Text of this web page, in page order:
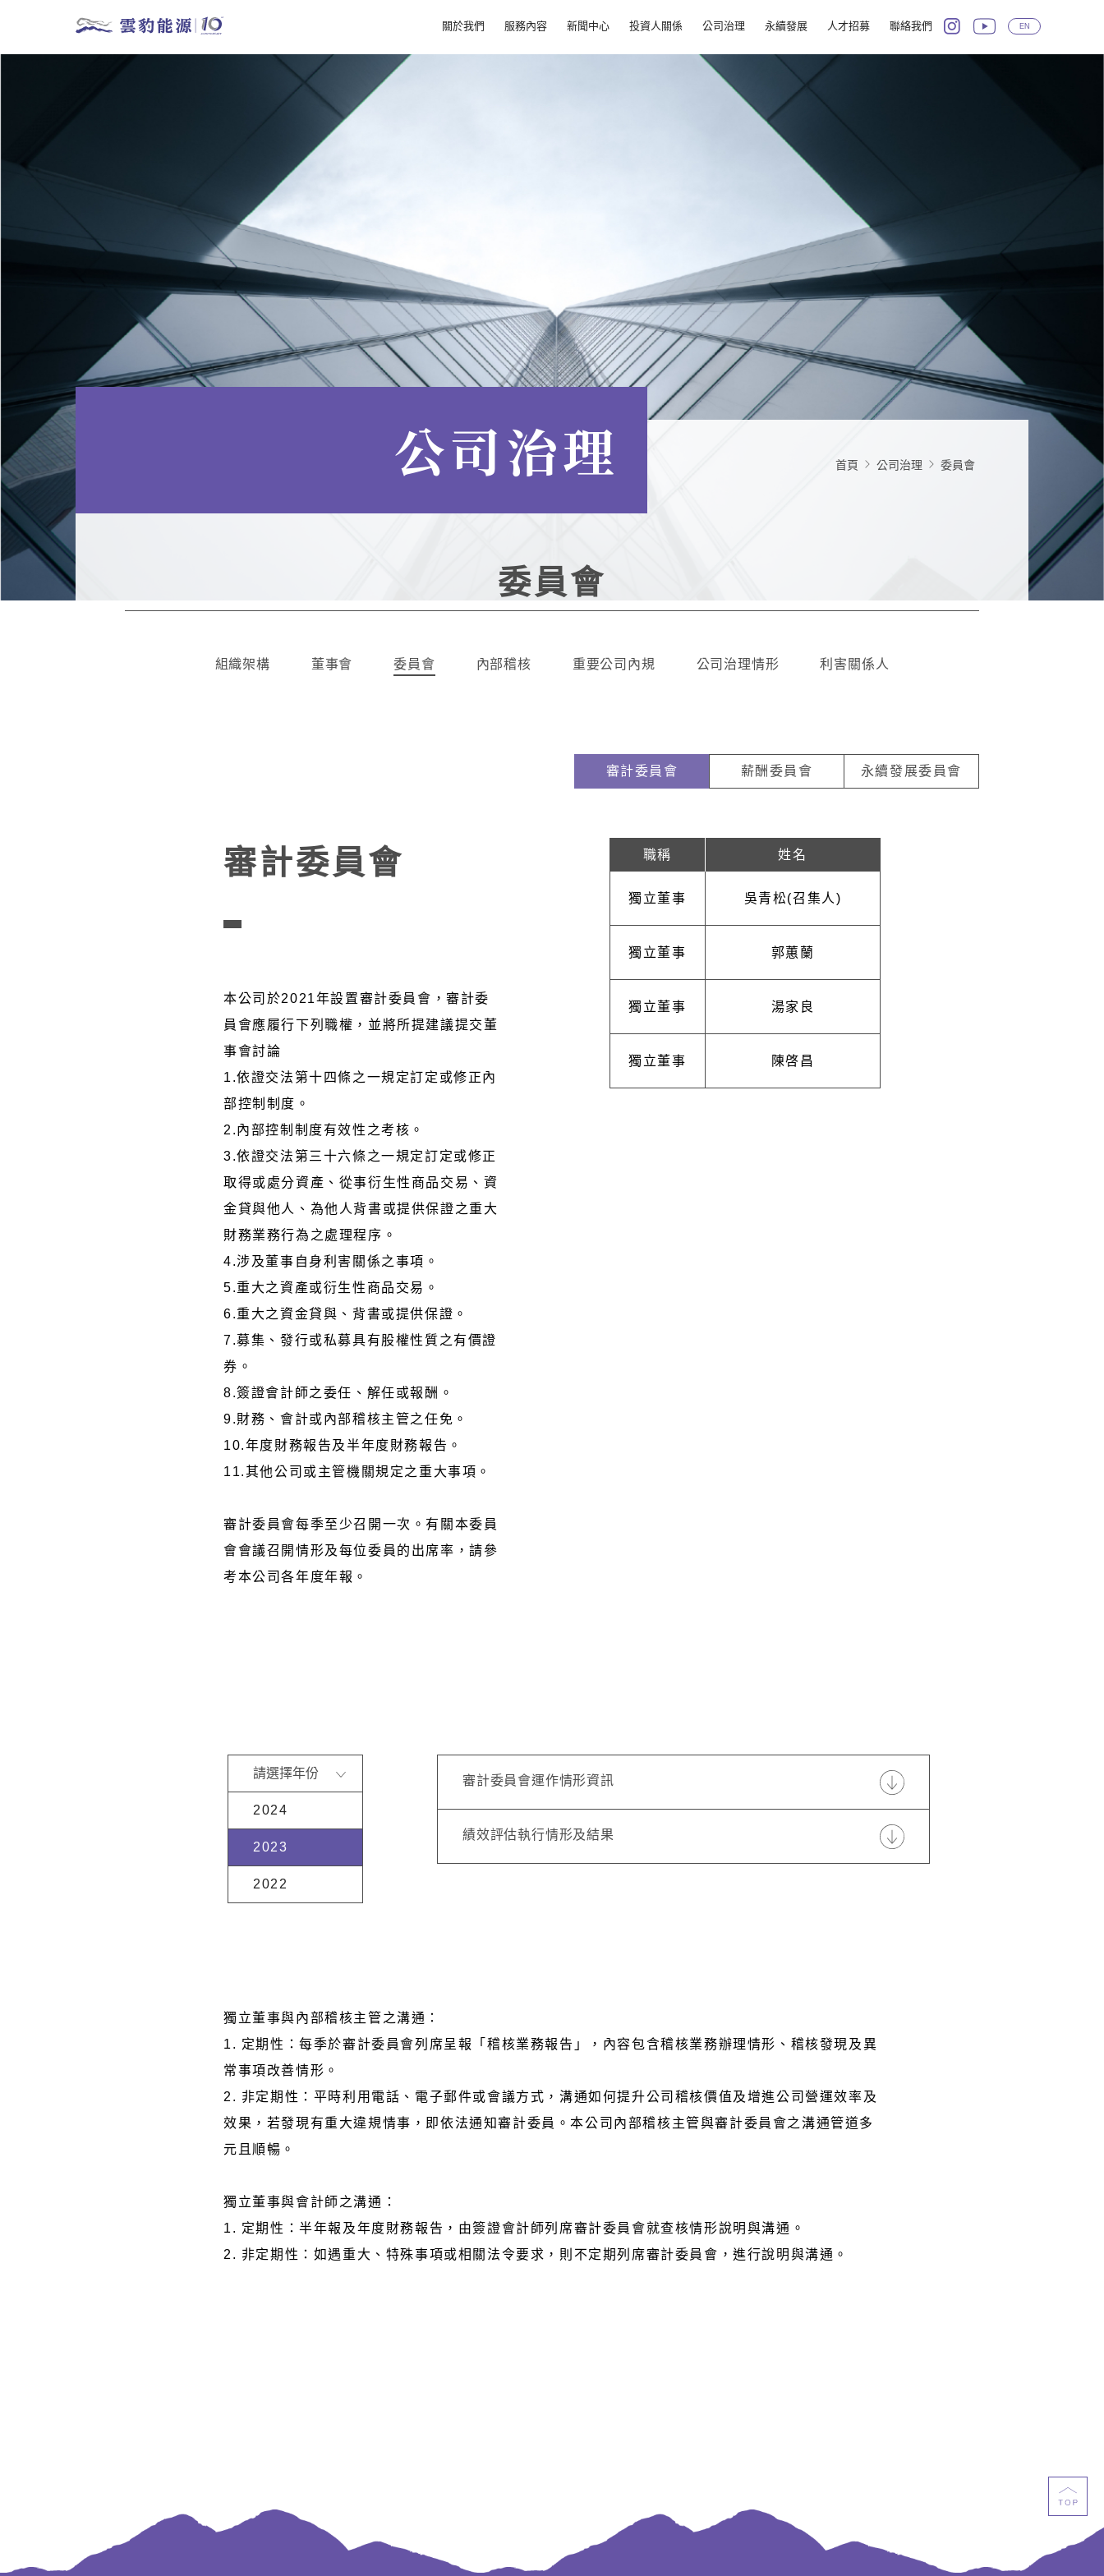
關於我們 服務內容 新聞中心 投資人關係 公司治理 永續發展 人才招募 聯絡我們 EN
公司治理 首頁 公司治理 委員會
委員會
組織架構 董事會 委員會 內部稽核 重要公司內規 公司治理情形 利害關係人
審計委員會 薪酬委員會 永續發展委員會
審計委員會
本公司於2021年設置審計委員會，審計委
員會應履行下列職權，並將所提建議提交董
事會討論
1.依證交法第十四條之一規定訂定或修正內
部控制制度。
2.內部控制制度有效性之考核。
3.依證交法第三十六條之一規定訂定或修正
取得或處分資產、從事衍生性商品交易、資
金貸與他人、為他人背書或提供保證之重大
財務業務行為之處理程序。
4.涉及董事自身利害關係之事項。
5.重大之資產或衍生性商品交易。
6.重大之資金貸與、背書或提供保證。
7.募集、發行或私募具有股權性質之有價證
券。
8.簽證會計師之委任、解任或報酬。
9.財務、會計或內部稽核主管之任免。
10.年度財務報告及半年度財務報告。
11.其他公司或主管機關規定之重大事項。
審計委員會每季至少召開一次。有關本委員
會會議召開情形及每位委員的出席率，請參
考本公司各年度年報。
職稱 姓名
獨立董事 吳青松(召集人)
獨立董事 郭蕙蘭
獨立董事 湯家良
獨立董事 陳啓昌
請選擇年份
2024
2023
2022
審計委員會運作情形資訊
績效評估執行情形及結果
獨立董事與內部稽核主管之溝通：
1. 定期性：每季於審計委員會列席呈報「稽核業務報告」，內容包含稽核業務辦理情形、稽核發現及異
常事項改善情形。
2. 非定期性：平時利用電話、電子郵件或會議方式，溝通如何提升公司稽核價值及增進公司營運效率及
效果，若發現有重大違規情事，即依法通知審計委員。本公司內部稽核主管與審計委員會之溝通管道多
元且順暢。
獨立董事與會計師之溝通：
1. 定期性：半年報及年度財務報告，由簽證會計師列席審計委員會就查核情形說明與溝通。
2. 非定期性：如遇重大、特殊事項或相關法令要求，則不定期列席審計委員會，進行說明與溝通。